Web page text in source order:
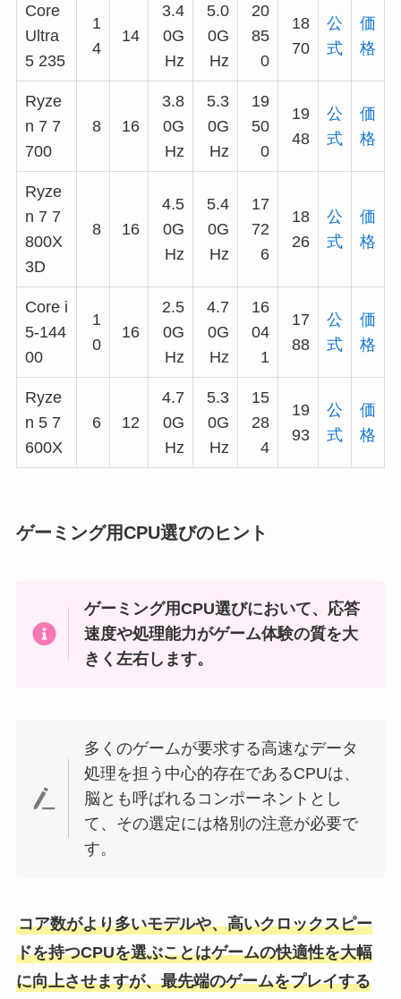
Core
Ultra
5 235
1
4
14
3.4
0G
Hz
5.0
0G
Hz
20
85
0
18
70
公
式
価
格
Ryze
n 7 7
700
8 16
3.8
0G
Hz
5.3
0G
Hz
19
50
0
19
48
公
式
価
格
Ryze
n 7 7
800X
3D
8 16
4.5
0G
Hz
5.4
0G
Hz
17
72
6
18
26
公
式
価
格
Core i
5-144
00
1
0
16
2.5
0G
Hz
4.7
0G
Hz
16
04
1
17
88
公
式
価
格
Ryze
n 5 7
600X
6 12
4.7
0G
Hz
5.3
0G
Hz
15
28
4
19
93
公
式
価
格
ゲーミング用CPU選びのヒント
ゲーミング用CPU選びにおいて、応答
速度や処理能力がゲーム体験の質を大
きく左右します。
多くのゲームが要求する高速なデータ
処理を担う中心的存在であるCPUは、
脳とも呼ばれるコンポーネントとし
て、その選定には格別の注意が必要で
す。
コア数がより多いモデルや、高いクロックスピー
ドを持つCPUを選ぶことはゲームの快適性を大幅
に向上させますが、最先端のゲームをプレイする